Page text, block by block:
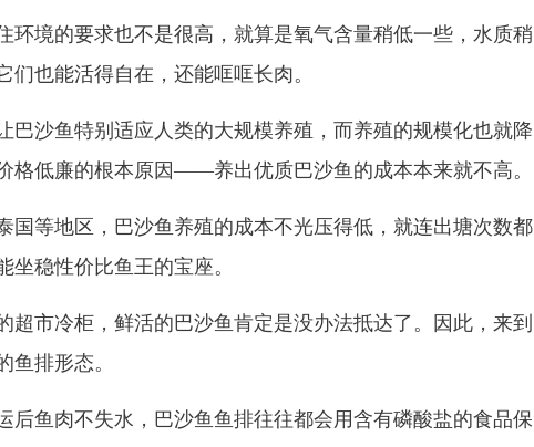
境的要求也不是很高，就算是氧气含量稍低一些，水质稍
也能活得自在，还能哐哐长肉。
沙鱼特别适应人类的大规模养殖，而养殖的规模化也就降
格低廉的根本原因——养出优质巴沙鱼的成本本来就不高。
等地区，巴沙鱼养殖的成本不光压得低，就连出塘次数都
稳性价比鱼王的宝座。
市冷柜，鲜活的巴沙鱼肯定是没办法抵达了。因此，来到
鱼排形态。
鱼肉不失水，巴沙鱼鱼排往往都会用含有磷酸盐的食品保